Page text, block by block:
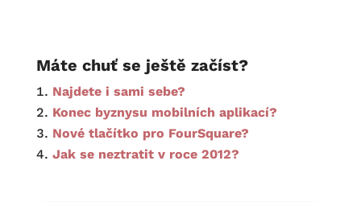
Máte chuť se ještě začíst?
Najdete i sami sebe?
Konec byznysu mobilních aplikací?
Nové tlačítko pro FourSquare?
Jak se neztratit v roce 2012?